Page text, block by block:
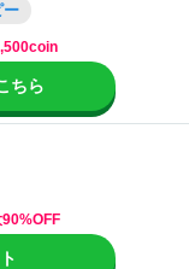
ー
ちら